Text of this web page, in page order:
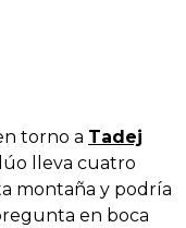
torno a Tadej
lleva cuatro
montaña y podría
en boca